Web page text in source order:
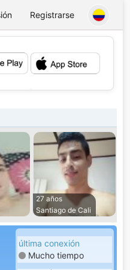
Registrarse
27 años
Santiago de Cali
última conexión
Mucho tiempo